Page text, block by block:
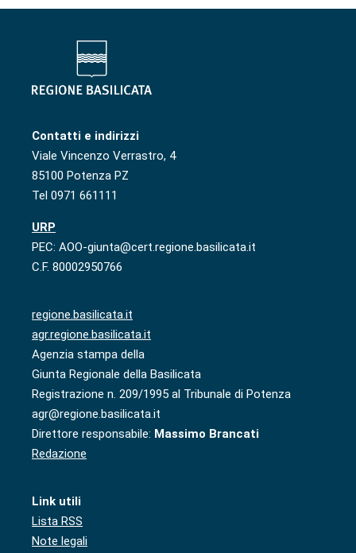
Contatti e indirizzi
Viale Vincenzo Verrastro, 4
85100 Potenza PZ
Tel 0971 661111
URP
PEC: AOO-giunta@cert.regione.basilicata.it
C.F. 80002950766
regione.basilicata.it
agr.regione.basilicata.it
Agenzia stampa della
Giunta Regionale della Basilicata
Registrazione n. 209/1995 al Tribunale di Potenza
agr@regione.basilicata.it
Direttore responsabile: Massimo Brancati
Redazione
Link utili
Lista RSS
Note legali